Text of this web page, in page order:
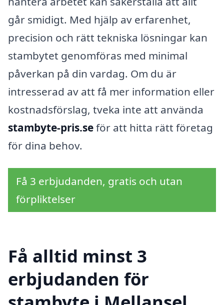
går smidigt. Med hjälp av erfarenhet,
precision och rätt tekniska lösningar kan
stambytet genomföras med minimal
påverkan på din vardag. Om du är
intresserad av att få mer information eller
kostnadsförslag, tveka inte att använda
stambyte-pris.seför att hitta rätt företag
för dina behov.
Få 3 erbjudanden, gratis och utan
förpliktelser
Få alltid minst 3
erbjudanden för